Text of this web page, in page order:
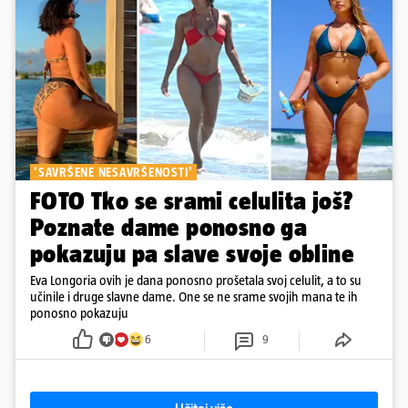
'SAVRŠENE NESAVRŠENOSTI'
FOTO Tko se srami celulita još?
Poznate dame ponosno ga
pokazuju pa slave svoje obline
Eva Longoria ovih je dana ponosno prošetala svoj celulit, a to su
učinile i druge slavne dame. One se ne srame svojih mana te ih
ponosno pokazuju
6 9